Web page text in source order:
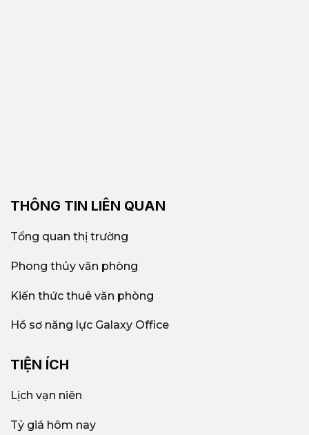
THÔNG TIN LIÊN QUAN
Tổng quan thị trường
Phong thủy văn phòng
Kiến thức thuê văn phòng
Hồ sơ năng lực Galaxy Office
TIỆN ÍCH
Lịch vạn niên
Tỷ giá hôm nay